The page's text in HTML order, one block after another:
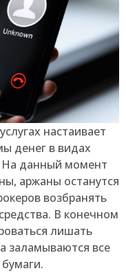
настаивает
денег в видах
На данный момент
аржаны останутся
возбранять
В конечном
лишать
заламываются все